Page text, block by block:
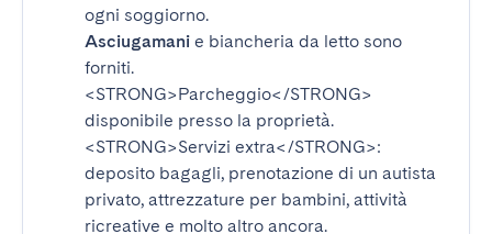
ogni soggiorno.
Asciugamani e biancheria da letto sono
forniti.
<STRONG>Parcheggio</STRONG>
disponibile presso la proprietà.
<STRONG>Servizi extra</STRONG>:
deposito bagagli, prenotazione di un autista
privato, attrezzature per bambini, attività
ricreative e molto altro ancora.